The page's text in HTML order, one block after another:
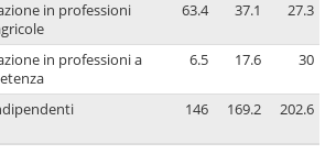
in professioni
63.4 37.1 27.3
in professioni a
6.5 17.6 30
146 169.2 202.6